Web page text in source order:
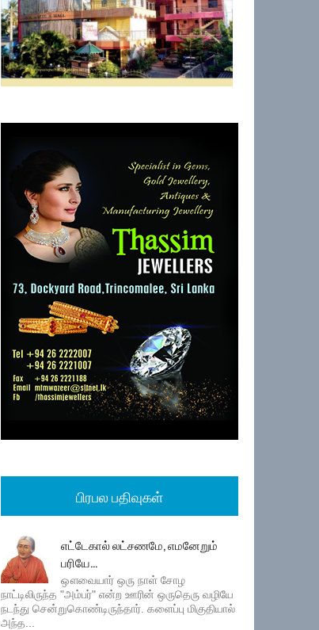
பிரபல பதிவுகள்
எட்டேகால் லட்சணமே, எமனேறும்
பரியே...
ஔவையார் ஒரு நாள் சோழ
நாட்டிலிருந்த "அம்பர்" என்ற ஊரின் ஒருதெரு வழியே
நடந்து சென்றுகொண்டிருந்தார். களைப்பு மிகுதியால்
அந்த...